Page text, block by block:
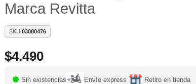
Marca Revitta
SKU:03080476
$4.490
Sin existencias Envío express Retiro en tienda